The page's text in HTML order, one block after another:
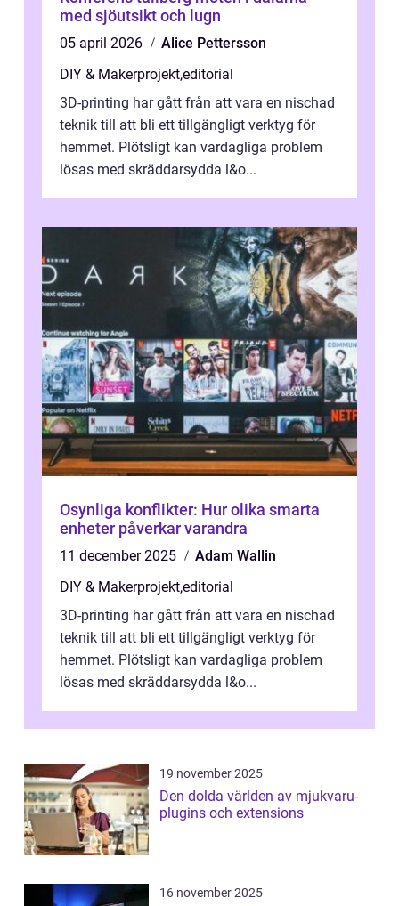
med sjöutsikt och lugn
05 april 2026
Alice Pettersson
DIY & Makerprojekt,editorial
3D-printing har gått från att vara en nischad
teknik till att bli ett tillgängligt verktyg för
hemmet. Plötsligt kan vardagliga problem
lösas med skräddarsydda l&o...
Osynliga konflikter: Hur olika smarta
enheter påverkar varandra
11 december 2025
Adam Wallin
DIY & Makerprojekt,editorial
3D-printing har gått från att vara en nischad
teknik till att bli ett tillgängligt verktyg för
hemmet. Plötsligt kan vardagliga problem
lösas med skräddarsydda l&o...
19 november 2025
Den dolda världen av mjukvaru-
plugins och extensions
16 november 2025